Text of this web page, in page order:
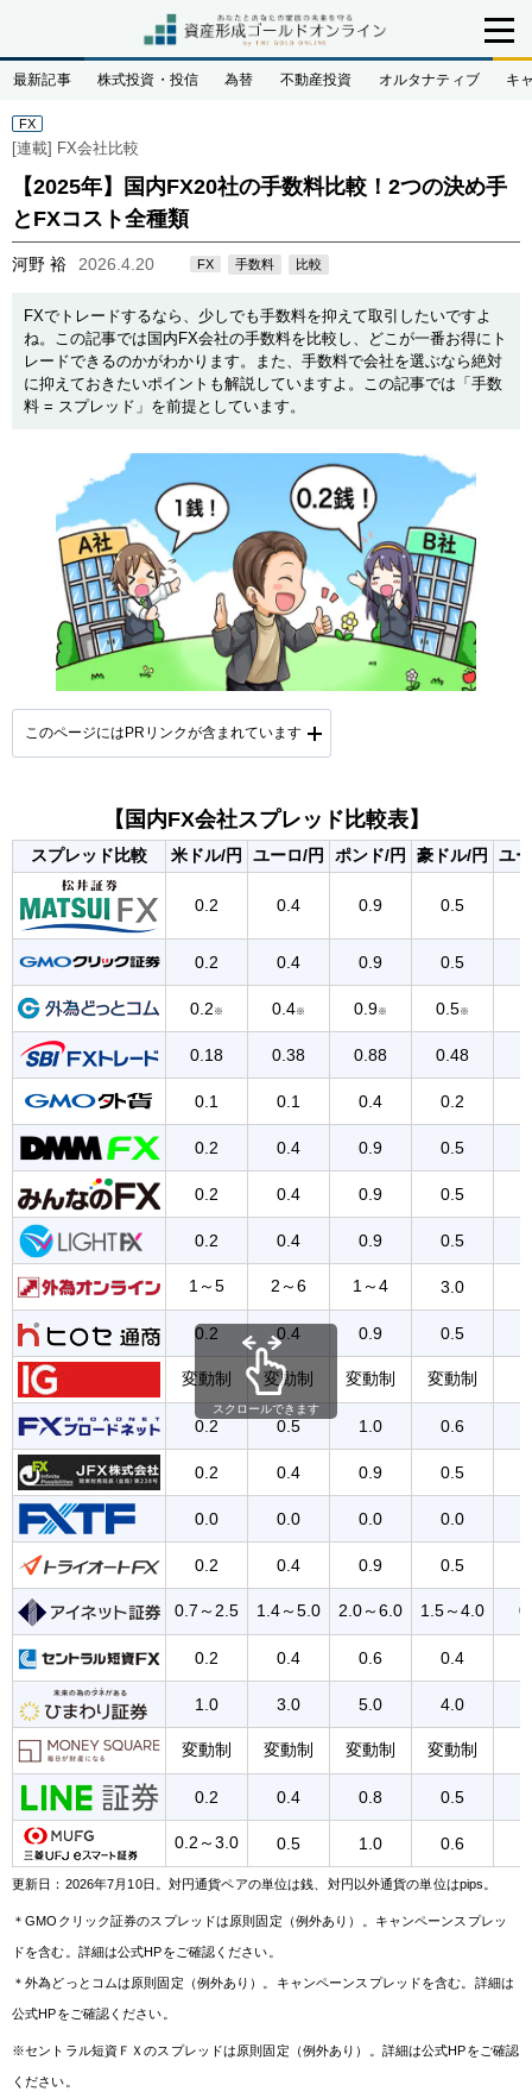
最新記事 株式投資・投信 為替 不動産投資 オルタナティブ キ
FX
[連載] FX会社比較
【2025年】国内FX20社の手数料比較！2つの決め手
とFXコスト全種類
河野 裕 2026.4.20 FX 手数料 比較
FXでトレードするなら、少しでも手数料を抑えて取引したいですよ
ね。この記事では国内FX会社の手数料を比較し、どこが一番お得にト
レードできるのかがわかります。また、手数料で会社を選ぶなら絶対
に抑えておきたいポイントも解説していますよ。この記事では「手数
料 = スプレッド」を前提としています。
このページにはPRリンクが含まれています
提携会社一覧
【国内FX会社スプレッド比較表】
スプレッド比較 米ドル/円 ユーロ/円 ポンド/円 豪ドル/円 ユ
0.2 0.4 0.9 0.5
0.2 0.4 0.9 0.5
0.2 ※ 0.4※ 0.9※ 0.5※
0.18 0.38 0.88 0.48
0.1 0.1 0.4 0.2
0.2 0.4 0.9 0.5
0.2 0.4 0.9 0.5
0.2 0.4 0.9 0.5
1～5 2～6 1～4 3.0
0.2 0.4 0.9 0.5
変動制 変動制 変動制 変動制
0.2 0.5 1.0 0.6
0.2 0.4 0.9 0.5
0.0 0.0 0.0 0.0
0.2 0.4 0.9 0.5
0.7～2.5 1.4～5.0 2.0～6.0 1.5～4.0
0.2 0.4 0.6 0.4
1.0 3.0 5.0 4.0
変動制 変動制 変動制 変動制
0.2 0.4 0.8 0.5
0.2～3.0 0.5 1.0 0.6
スクロールできます
更新日：2026年7月10日。対円通貨ペアの単位は銭、対円以外通貨の単位はpips。
＊GMOクリック証券のスプレッドは原則固定（例外あり）。キャンペーンスプレッ
ドを含む。詳細は公式HPをご確認ください。
＊外為どっとコムは原則固定（例外あり）。キャンペーンスプレッドを含む。詳細は
公式HPをご確認ください。
※セントラル短資ＦＸのスプレッドは原則固定（例外あり）。詳細は公式HPをご確認
ください。